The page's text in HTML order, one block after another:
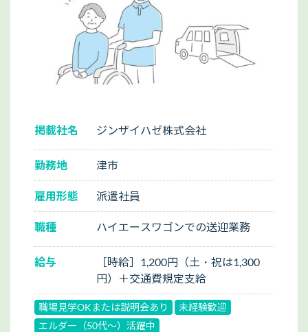
掲載社名 ジンザイハゼ株式会社
勤務地 津市
雇用形態 派遣社員
職種 ハイエースワゴンでの送迎業務
給与
［時給］1,200円（土・祝は1,300
円）＋交通費規定支給
職場見学OKまたは説明会あり
未経験歓迎
エルダー（50代～）活躍中